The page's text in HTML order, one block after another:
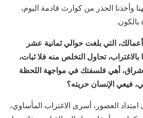
وأخذنا الحذر من كوارث قادمة اليوم،
بالكون.
التي بلغت حوالي ثمانية عشر
تحاول التخلص منه فلا ثبات،
أهي فلسفتك في مواجهة اللحظة
فيعي الإنسان حريته؟
العصور، أسرى الاغتراب المأساوي،